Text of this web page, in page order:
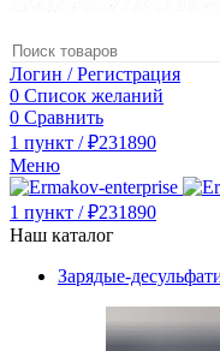
Логин / Регистрация
0 Список желаний
0 Сравнить
1 пункт / ₽231890
Меню
1 пункт / ₽231890
Наш каталог
Зарядые-